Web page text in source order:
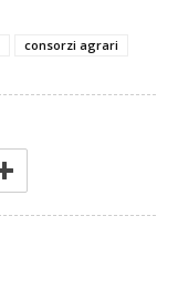
consorzi agrari